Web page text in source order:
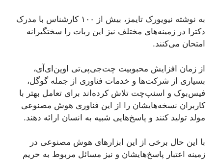
به نوشته نیویورک تایمز، بیش از ۱۰۰ کارشناس با مدرک
دکترا در زمینه‌های مختلف نیز این ربات را سختگیرانه
امتحان می‌کنند.
از زمان افزایش محبوبیت چت‌جی‌پی‌تی اوپن‌ای‌آی،
بسیاری از شرکت‌ها و خدمات فناوری از جمله گوگل،
فیس‌بوک و اسنپ‌چت تلاش کرده‌اند برای تعامل بهتر با
کاربران نسخه‌هایشان را از این فناوری هوش مصنوعی
مولد تولید کنند و پاسخ‌هایی شبیه به انسان ارائه دهند.
با این حال برخی از این ابزارهای هوش مصنوعی در
زمینه اعتبار پاسخ‌هایشان و نیز مسائل مربوط به حریم